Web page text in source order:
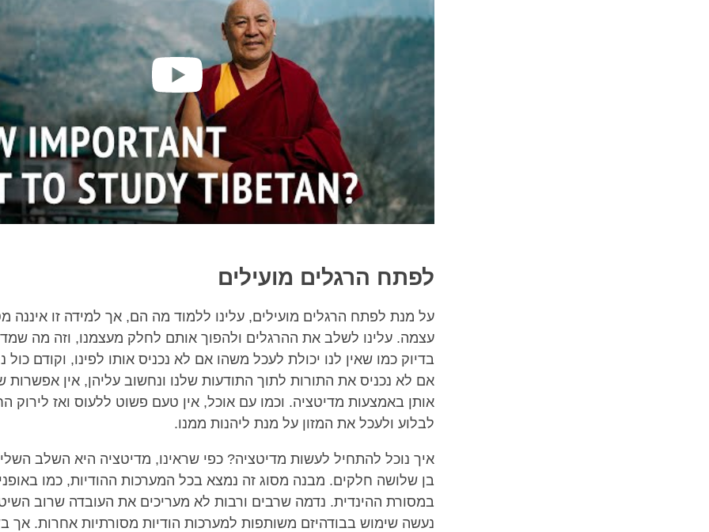
לפתח הרגלים מועילים
על מנת לפתח הרגלים מועילים, עלינו ללמוד מה הם, אך למידה זו איננה
עצמה. עלינו לשלב את ההרגלים ולהפוך אותם לחלק מעצמנו, וזה מה
בדיוק כמו שאין לנו יכולת לעכל משהו אם לא נכניס אותו לפינו, וקודם כול
אם לא נכניס את התורות לתוך התודעות שלנו ונחשוב עליהן, אין אפשרות
אותן באמצעות מדיטציה. וכמו עם אוכל, אין טעם פשוט ללעוס ואז לירוק
לבלוע ולעכל את המזון על מנת ליהנות ממנו.
איך נוכל להתחיל לעשות מדיטציה? כפי שראינו, מדיטציה היא השלב
בן שלושה חלקים. מבנה מסוג זה נמצא בכל המערכות ההודיות, כמו
במסורת ההינדית. נדמה שרבים ורבות לא מעריכים את העובדה שרוב
נעשה שימוש בבודהיזם משותפות למערכות הודיות מסורתיות אחרות. אך